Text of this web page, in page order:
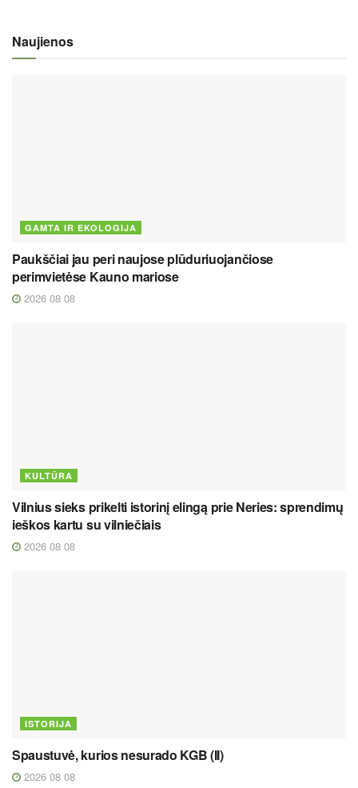
Naujienos
GAMTA IR EKOLOGIJA
Paukščiai jau peri naujose plūduriuojančiose
perimvietėse Kauno mariose
2026 08 08
KULTŪRA
Vilnius sieks prikelti istorinį elingą prie Neries: sprendimų
ieškos kartu su vilniečiais
2026 08 08
ISTORIJA
Spaustuvė, kurios nesurado KGB (II)
2026 08 08